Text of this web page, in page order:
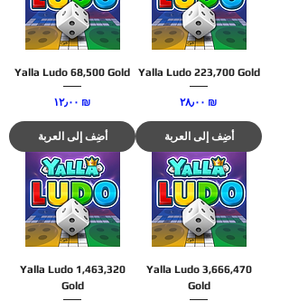
Yalla Ludo 68,500 Gold
السعر ‏١٢٫٠٠ ₪
أضِف إلى العربة
Yalla Ludo 223,700 Gold
السعر ‏٢٨٫٠٠ ₪
أضِف إلى العربة
Yalla Ludo 1,463,320
Gold
Yalla Ludo 3,666,470
Gold